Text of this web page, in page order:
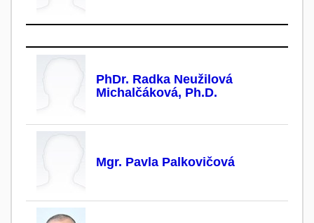
PhDr. Radka Neužilová
Michalčáková, Ph.D.
Mgr. Pavla Palkovičová